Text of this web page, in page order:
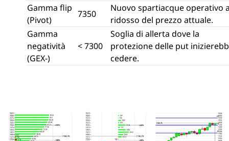
Gamma flip
(Pivot)
7350
Nuovo spartiacque operativo
ridosso del prezzo attuale.
Gamma
negatività
(GEX-)
< 7300
Soglia di allerta dove la
protezione delle put
cedere.